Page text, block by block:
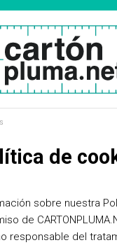
de
sobre nuestra
de
responsable del